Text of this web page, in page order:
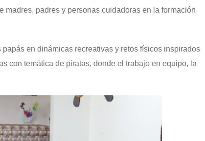
padres y personas cuidadoras en la formación
en dinámicas recreativas y retos físicos inspirados
con temática de piratas, donde el trabajo en equipo, la